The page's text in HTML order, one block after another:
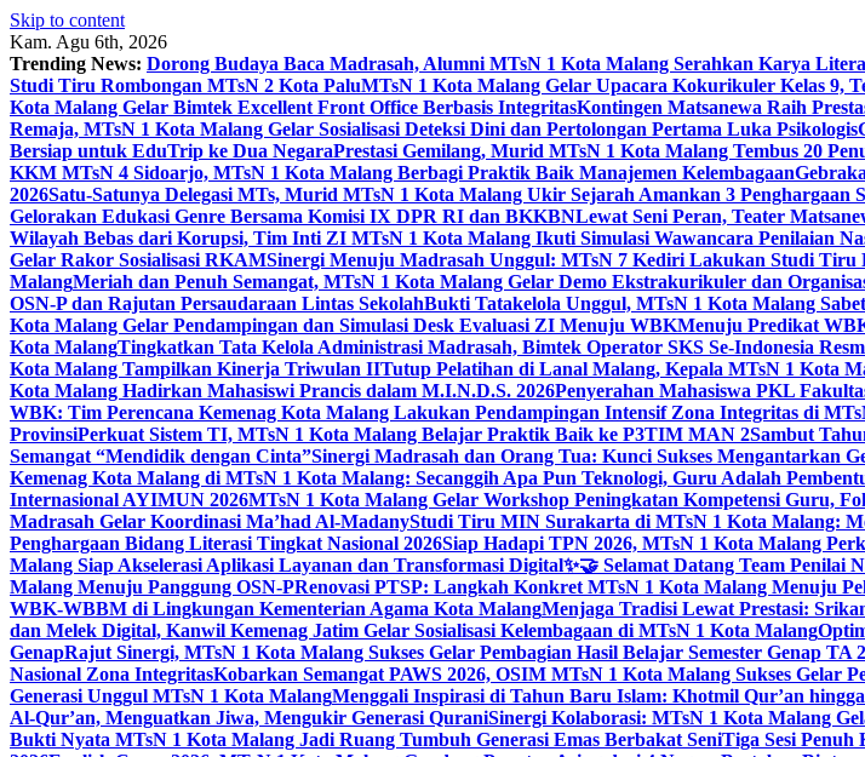
Skip to content
Kam. Agu 6th, 2026
Trending News: Dorong Budaya Baca Madrasah, Alumni MTsN 1 Kota Malang Serahkan Karya
Studi Tiru Rombongan MTsN 2 Kota PaluMTsN 1 Kota Malang Gelar Upacara Kokurikuler Kelas 9,
Kota Malang Gelar Bimtek Excellent Front Office Berbasis IntegritasKontingen Matsanewa Raih
Remaja, MTsN 1 Kota Malang Gelar Sosialisasi Deteksi Dini dan Pertolongan Pertama Luka Psikologis
Bersiap untuk EduTrip ke Dua NegaraPrestasi Gemilang, Murid MTsN 1 Kota Malang Tembus 20
KKM MTsN 4 Sidoarjo, MTsN 1 Kota Malang Berbagi Praktik Baik Manajemen Kelembagaan
2026Satu-Satunya Delegasi MTs, Murid MTsN 1 Kota Malang Ukir Sejarah Amankan 3 Penghargaan
Gelorakan Edukasi Genre Bersama Komisi IX DPR RI dan BKKBNLewat Seni Peran, Teater
Wilayah Bebas dari Korupsi, Tim Inti ZI MTsN 1 Kota Malang Ikuti Simulasi Wawancara Penilaian
Gelar Rakor Sosialisasi RKAMSinergi Menuju Madrasah Unggul: MTsN 7 Kediri Lakukan Studi Tiru
MalangMeriah dan Penuh Semangat, MTsN 1 Kota Malang Gelar Demo Ekstrakurikuler dan
OSN-P dan Rajutan Persaudaraan Lintas SekolahBukti Tatakelola Unggul, MTsN 1 Kota Malang
Kota Malang Gelar Pendampingan dan Simulasi Desk Evaluasi ZI Menuju WBKMenuju Predikat
Kota MalangTingkatkan Tata Kelola Administrasi Madrasah, Bimtek Operator SKS Se-Indonesia
Kota Malang Tampilkan Kinerja Triwulan IITutup Pelatihan di Lanal Malang, Kepala MTsN 1 Kota
Kota Malang Hadirkan Mahasiswi Prancis dalam M.I.N.D.S. 2026Penyerahan Mahasiswa PKL
WBK: Tim Perencana Kemenag Kota Malang Lakukan Pendampingan Intensif Zona Integritas di
ProvinsiPerkuat Sistem TI, MTsN 1 Kota Malang Belajar Praktik Baik ke P3TIM MAN 2Sambut
Semangat “Mendidik dengan Cinta”Sinergi Madrasah dan Orang Tua: Kunci Sukses Mengantarkan
Kemenag Kota Malang di MTsN 1 Kota Malang: Secanggih Apa Pun Teknologi, Guru Adalah
Internasional AYIMUN 2026MTsN 1 Kota Malang Gelar Workshop Peningkatan Kompetensi Guru,
Madrasah Gelar Koordinasi Ma’had Al-MadanyStudi Tiru MIN Surakarta di MTsN 1 Kota Malang:
Penghargaan Bidang Literasi Tingkat Nasional 2026Siap Hadapi TPN 2026, MTsN 1 Kota Malang
Malang Siap Akselerasi Aplikasi Layanan dan Transformasi Digital✨🤝 Selamat Datang Team Penilai
Malang Menuju Panggung OSN-PRenovasi PTSP: Langkah Konkret MTsN 1 Kota Malang Menuju
WBK-WBBM di Lingkungan Kementerian Agama Kota MalangMenjaga Tradisi Lewat Prestasi:
dan Melek Digital, Kanwil Kemenag Jatim Gelar Sosialisasi Kelembagaan di MTsN 1 Kota Malang
GenapRajut Sinergi, MTsN 1 Kota Malang Sukses Gelar Pembagian Hasil Belajar Semester Genap TA
Nasional Zona IntegritasKobarkan Semangat PAWS 2026, OSIM MTsN 1 Kota Malang Sukses Gelar
Generasi Unggul MTsN 1 Kota MalangMenggali Inspirasi di Tahun Baru Islam: Khotmil Qur’an
Al-Qur’an, Menguatkan Jiwa, Mengukir Generasi QuraniSinergi Kolaborasi: MTsN 1 Kota Malang
Bukti Nyata MTsN 1 Kota Malang Jadi Ruang Tumbuh Generasi Emas Berbakat SeniTiga Sesi